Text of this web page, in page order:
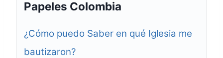
Papeles Colombia
¿Cómo puedo Saber en qué Iglesia me
bautizaron?